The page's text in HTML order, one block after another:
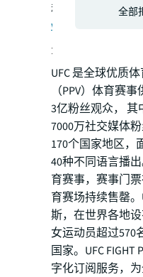
称以及注册商标。
www.jll.com
关于UFC®
UFC 是全球优质
（PPV）体育赛
3亿粉丝观众，
7000万社交媒体
170个国家地区，
40种不同语言播
育赛事，赛事门
育赛场持续售罄
斯，在世界各地
女运动员超过570
国家。UFC
字化订阅服务，
全部